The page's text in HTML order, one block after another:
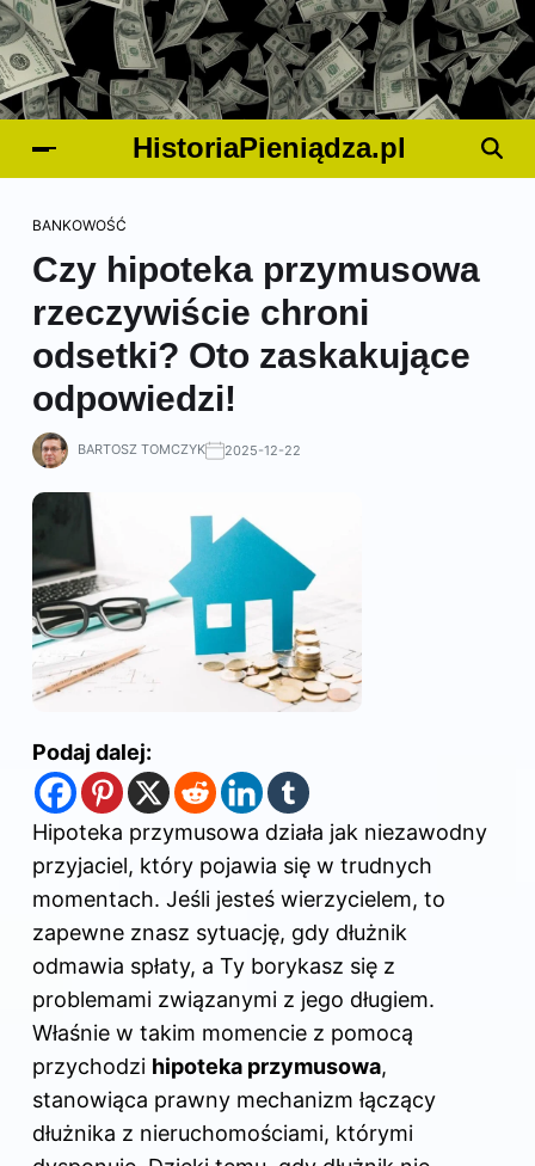
HistoriaPieniądza.pl
BANKOWOŚĆ
Czy hipoteka przymusowa
rzeczywiście chroni
odsetki? Oto zaskakujące
odpowiedzi!
BARTOSZ TOMCZYK 2025-12-22
Podaj dalej:
Hipoteka przymusowa działa jak niezawodny
przyjaciel, który pojawia się w trudnych
momentach. Jeśli jesteś wierzycielem, to
zapewne znasz sytuację, gdy dłużnik
odmawia spłaty, a Ty borykasz się z
problemami związanymi z jego długiem.
Właśnie w takim momencie z pomocą
przychodzi hipoteka przymusowa,
stanowiąca prawny mechanizm łączący
dłużnika z nieruchomościami, którymi